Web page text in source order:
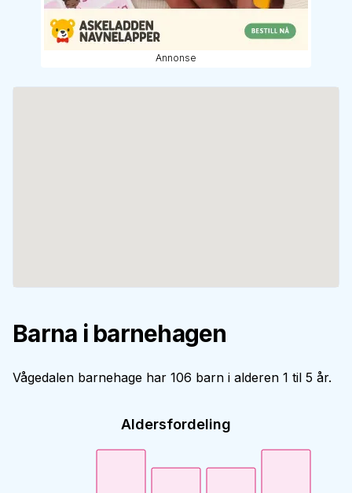
Annonse
Barna i barnehagen
Vågedalen barnehage har 106 barn i alderen 1 til 5 år.
Aldersfordeling